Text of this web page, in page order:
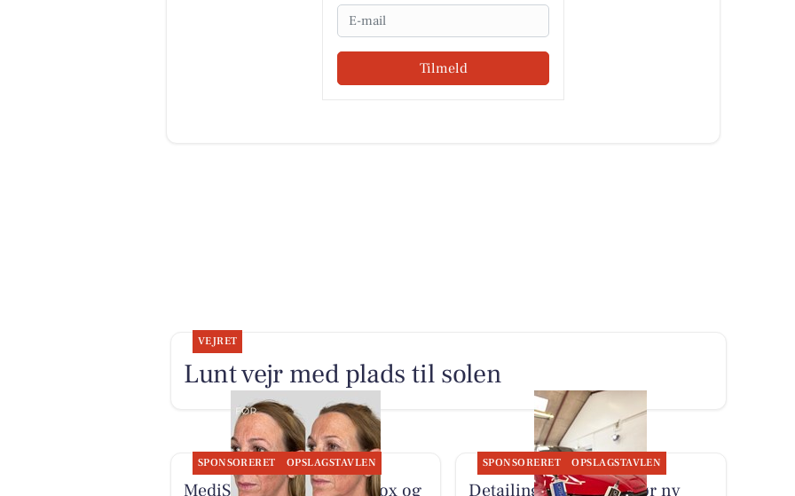
Email
Tilmeld
VEJRET
Lunt vejr med plads til solen
SPONSORERET OPSLAGSTAVLEN
MediSkin kombinerer botox og
SPONSORERET OPSLAGSTAVLEN
Detailing Center klargør ny